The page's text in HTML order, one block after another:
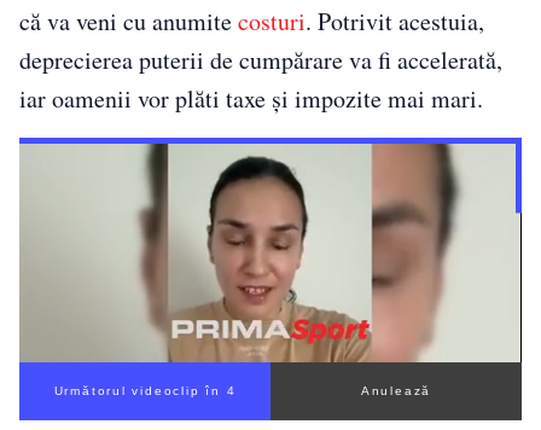
că va veni cu anumitecosturi. Potrivit acestuia,
deprecierea puterii de cumpărare va fi accelerată,
iar oamenii vor plăti taxe și impozite mai mari.
Următorul videoclip în 3 Anulează